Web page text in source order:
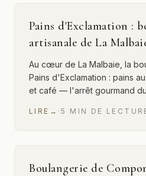
Pains d'Exclamation :
artisanale de La
Au cœur de La Malbaie, la
Pains d'Exclamation : pains
et café — l'arrêt gourmand
LIRE → ·5 MIN DE
Boulangerie de